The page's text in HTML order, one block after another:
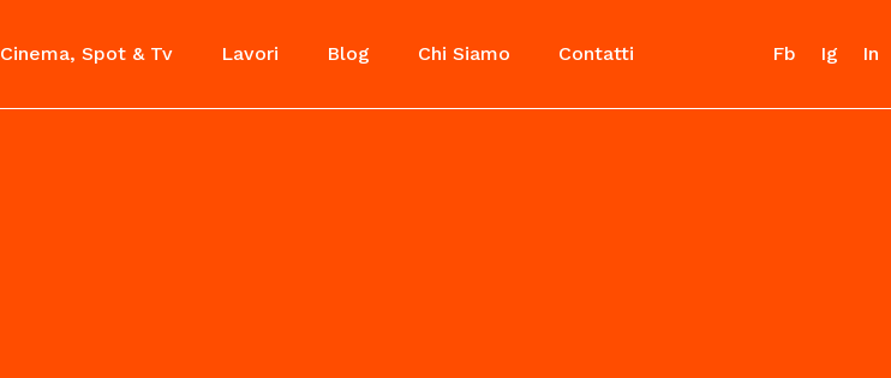
Cinema, Spot & Tv Lavori Blog Chi Siamo Contatti Fb Ig In